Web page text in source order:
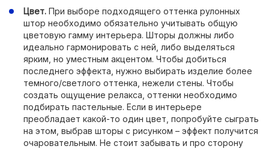
Цвет. При выборе подходящего оттенка рулонных
штор необходимо обязательно учитывать общую
цветовую гамму интерьера. Шторы должны либо
идеально гармонировать с ней, либо выделяться
ярким, но уместным акцентом. Чтобы добиться
последнего эффекта, нужно выбирать изделие более
темного/светлого оттенка, нежели стены. Чтобы
создать ощущение релакса, оттенки необходимо
подбирать пастельные. Если в интерьере
преобладает какой-то один цвет, попробуйте сыграть
на этом, выбрав шторы с рисунком – эффект получится
очаровательным. Не стоит забывать и про сторону